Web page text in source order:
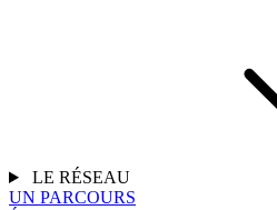
LE RÉSEAU
UN PARCOURS